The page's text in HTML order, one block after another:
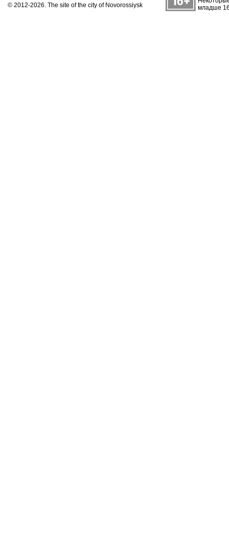
© 2012-2026. The site of the city of Novorossiysk
младше